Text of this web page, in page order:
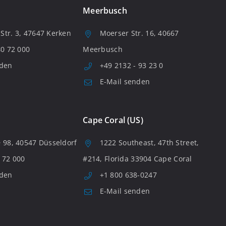
3, 47647 Kerken
72 000
Meerbusch
Moerser Str. 16, 40667
Meerbusch
+49 2132 - 93 23 0
E-Mail senden
98, 40547 Düsseldorf
000
Cape Coral (US)
1222 Southeast, 47th Street,
#214, Florida 33904 Cape Coral
+1 800 638-0247
E-Mail senden